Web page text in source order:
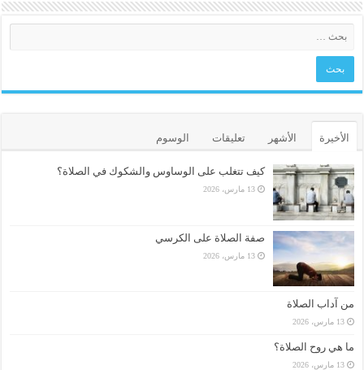
الأخيرة الأشهر تعليقات الوسوم
كيف تتغلب على الوساوس والشكوك في الصلاة؟
13 مارس، 2026
صفة الصلاة على الكرسي
13 مارس، 2026
من آداب الصلاة
13 مارس، 2026
ما هي روح الصلاة؟
13 مارس، 2026